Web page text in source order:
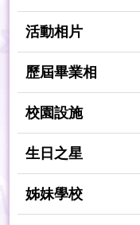
活動相片
歷屆畢業相
校園設施
生日之星
姊妹學校